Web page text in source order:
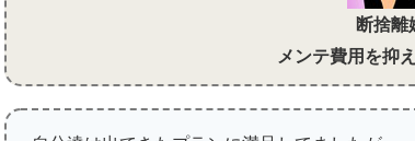
断捨離
メンテ費用を抑